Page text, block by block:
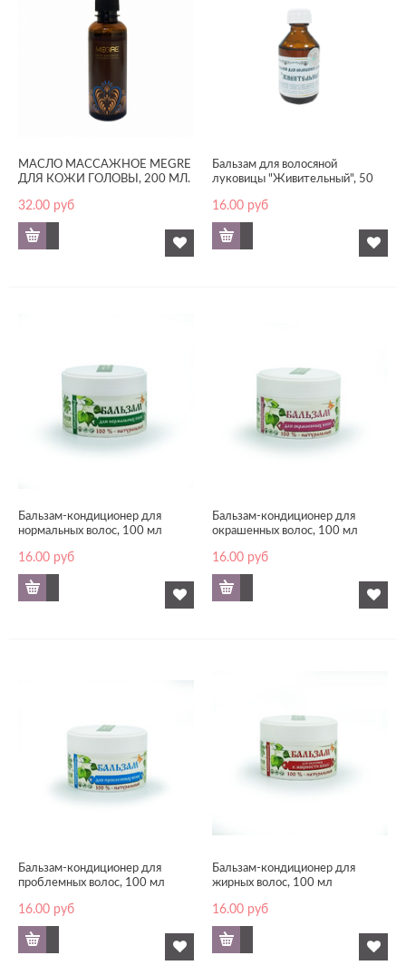
МАСЛО МАССАЖНОЕ MEGRE
ДЛЯ КОЖИ ГОЛОВЫ, 200 МЛ.
32.00 руб
Бальзам для волосяной
луковицы "Живительный", 50
16.00 руб
Бальзам-кондиционер для
нормальных волос, 100 мл
16.00 руб
Бальзам-кондиционер для
окрашенных волос, 100 мл
16.00 руб
Бальзам-кондиционер для
проблемных волос, 100 мл
16.00 руб
Бальзам-кондиционер для
жирных волос, 100 мл
16.00 руб